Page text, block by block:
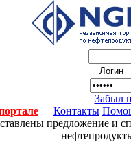
Забыл
Контакты
предложение и